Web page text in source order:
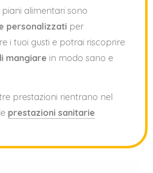
piani alimentari sono
personalizzati per
i tuoi gusti e potrai riscoprire
mangiare in modo sano e
prestazioni rientrano nel
prestazioni sanitarie